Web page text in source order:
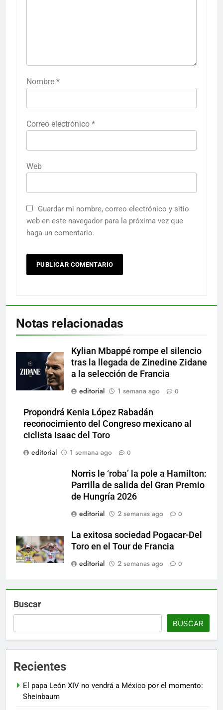
Nombre *
Correo electrónico *
Web
Guardar mi nombre, correo electrónico y sitio
web en este navegador para la próxima vez que
haga un comentario.
Notas relacionadas
Kylian Mbappé rompe el silencio
tras la llegada de Zinedine Zidane
a la selección de Francia
editorial
1 semana ago 0
Propondrá Kenia López Rabadán
reconocimiento del Congreso mexicano al
ciclista Isaac del Toro
editorial
1 semana ago 0
Norris le ‘roba’ la pole a Hamilton:
Parrilla de salida del Gran Premio
de Hungría 2026
editorial
2 semanas ago 0
La exitosa sociedad Pogacar-Del
Toro en el Tour de Francia
editorial
2 semanas ago 0
Buscar
BUSCAR
Recientes
El papa León XIV no vendrá a México por el momento:
Sheinbaum